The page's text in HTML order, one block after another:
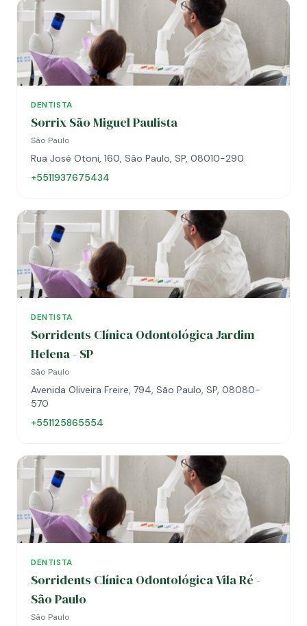
DENTISTA
Sorrix São Miguel Paulista
São Paulo
Rua José Otoni, 160, São Paulo, SP, 08010-290
+5511937675434
DENTISTA
Sorridents Clínica Odontológica Jardim
Helena - SP
São Paulo
Avenida Oliveira Freire, 794, São Paulo, SP, 08080-
570
+551125865554
DENTISTA
Sorridents Clínica Odontológica Vila Ré -
São Paulo
São Paulo